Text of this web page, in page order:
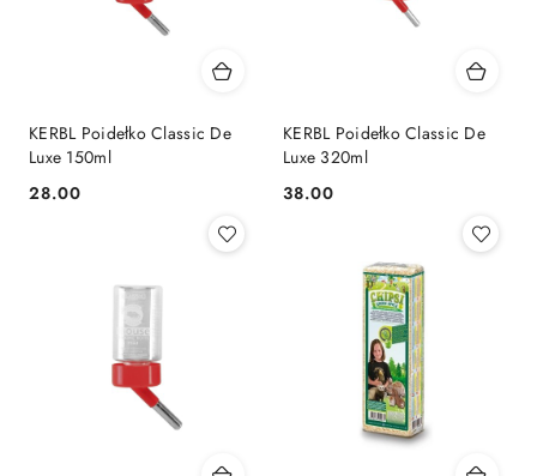
KERBL Poidełko Classic De
Luxe 150ml
Cena:
28.00
KERBL Poidełko Classic De
Luxe 320ml
Cena:
38.00